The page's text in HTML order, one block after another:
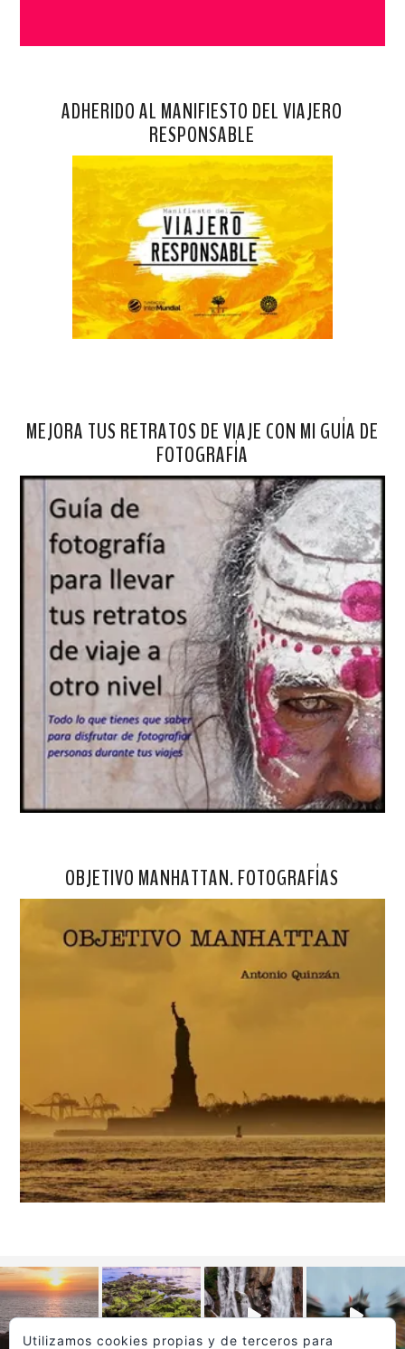
ADHERIDO AL MANIFIESTO DEL VIAJERO
RESPONSABLE
MEJORA TUS RETRATOS DE VIAJE CON MI GUÍA DE
FOTOGRAFÍA
OBJETIVO MANHATTAN. FOTOGRAFÍAS
Utilizamos cookies propias y de terceros para